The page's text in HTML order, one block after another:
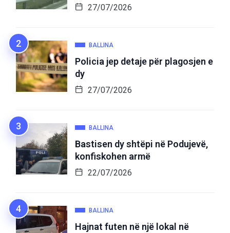
27/07/2026
BALLINA
Policia jep detaje për plagosjen e
dy
27/07/2026
BALLINA
Bastisen dy shtëpi në Podujevë,
konfiskohen armë
22/07/2026
BALLINA
Hajnat futen në një lokal në